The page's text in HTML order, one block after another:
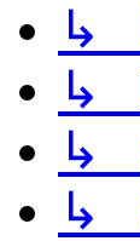
↳
↳
↳
↳